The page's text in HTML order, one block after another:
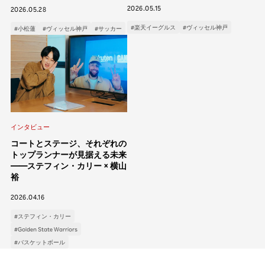
カテゴリー
2026.05.28
#小松蓮 #ヴィッセル神戸 #サッカー
2026.05.15
#楽天イーグルス #ヴィッセル神戸
インタビュー
コートとステージ、それぞれの
トップランナーが見据える未来
――ステフィン・カリー × 横山
裕
2026.04.16
#ステフィン・カリー
#Golden State Warriors
#バスケットボール